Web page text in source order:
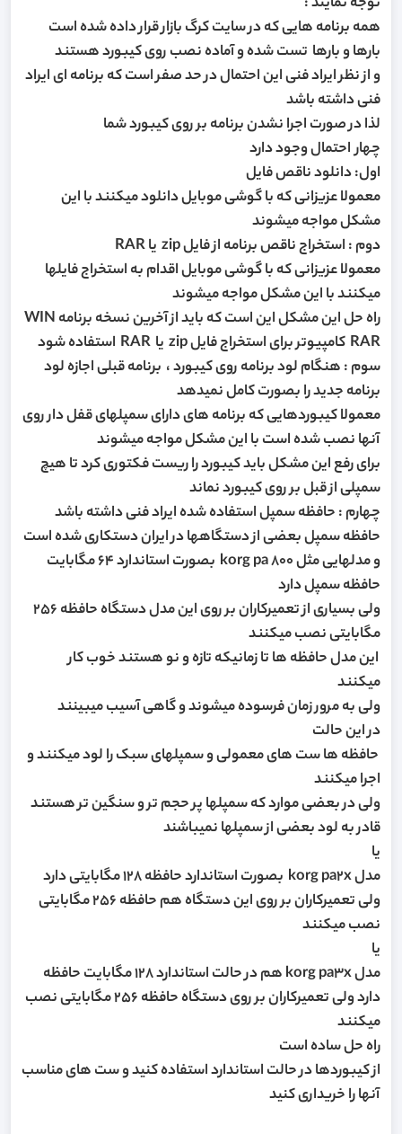
همه برنامه هایی که در سایت کرگ بازار قرار داده شده است
بارها و بارها تست شده و آماده نصب روی کیبورد هستند
و از نظر ایراد فنی این احتمال در حد صفر است که برنامه ای ایراد
فنی داشته باشد
لذا در صورت اجرا نشدن برنامه بر روی کیبورد شما
چهار احتمال وجود دارد
اول: دانلود ناقص فایل
معمولا عزیزانی که با گوشی موبایل دانلود میکنند با این
مشکل مواجه میشوند
دوم : استخراج ناقص برنامه از فایل zip یا RAR
معمولا عزیزانی که با گوشی موبایل اقدام به استخراج فایلها
میکنند با این مشکل مواجه میشوند
راه حل این مشکل این است که باید از آخرین نسخه برنامه WIN
RAR کامپیوتر برای استخراج فایل zip یا RAR استفاده شود
سوم : هنگام لود برنامه روی کیبورد ، برنامه قبلی اجازه لود
برنامه جدید را بصورت کامل نمیدهد
معمولا کیبوردهایی که برنامه های دارای سمپلهای قفل دار روی
آنها نصب شده است با این مشکل مواجه میشوند
برای رفع این مشکل باید کیبورد را ریست فکتوری کرد تا هیچ
سمپلی از قبل بر روی کیبورد نماند
چهارم : حافظه سمپل استفاده شده ایراد فنی داشته باشد
حافظه سمپل بعضی از دستگاهها در ایران دستکاری شده است
و مدلهایی مثل korg pa 800 بصورت استاندارد 64 مگابایت
حافظه سمپل دارد
ولی بسیاری از تعمیرکاران بر روی این مدل دستگاه حافظه 256
مگابایتی نصب میکنند
این مدل حافظه ها تا زمانیکه تازه و نو هستند خوب کار
میکنند
ولی به مرور زمان فرسوده میشوند و گاهی آسیب میبینند
در این حالت
حافظه ها ست های معمولی و سمپلهای سبک را لود میکنند و
اجرا میکنند
ولی در بعضی موارد که سمپلها پر حجم تر و سنگین تر هستند
قادر به لود بعضی از سمپلها نمیباشند
یا
مدل korg pa2x بصورت استاندارد حافظه 128 مگابایتی دارد
ولی تعمیرکاران بر روی این دستگاه هم حافظه 256 مگابایتی
نصب میکنند
یا
مدل korg pa3x هم در حالت استاندارد 128 مگابایت حافظه
دارد ولی تعمیرکاران بر روی دستگاه حافظه 256 مگابایتی نصب
میکنند
راه حل ساده است
از کیبوردها در حالت استاندارد استفاده کنید و ست های مناسب
آنها را خریداری کنید